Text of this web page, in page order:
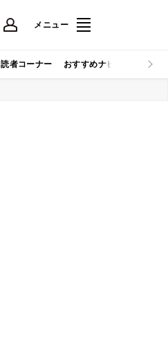
メニュー
読者コーナー おすすめナビ マイナビ